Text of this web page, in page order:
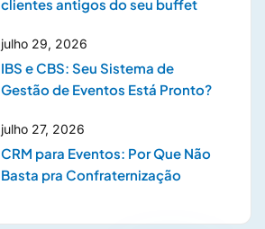
clientes antigos do seu buffet
julho 29, 2026
IBS e CBS: Seu Sistema de
Gestão de Eventos Está Pronto?
julho 27, 2026
CRM para Eventos: Por Que Não
Basta pra Confraternização